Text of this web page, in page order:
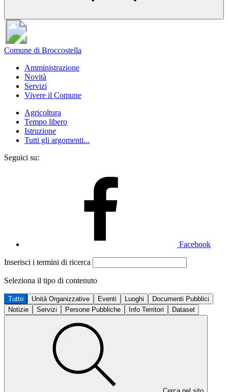
Comune di Broccostella
Amministrazione
Novità
Servizi
Vivere il Comune
Agricoltura
Tempo libero
Istruzione
Tutti gli argomenti...
Seguici su:
Facebook
Inserisci i termini di ricerca
Seleziona il tipo di contenuto
Tutto Unità Organizzative Eventi Luoghi
Documenti Pubblici
Notizie
Servizi Persone Pubbliche Info Territori Dataset